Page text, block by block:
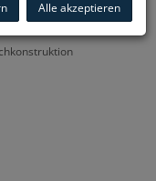
Alle akzeptieren